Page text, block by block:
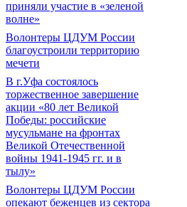
приняли участие в «зеленой
волне»
Волонтеры ЦДУМ России
благоустроили территорию
мечети
В г.Уфа состоялось
торжественное завершение
акции «80 лет Великой
Победы: российские
мусульмане на фронтах
Великой Отечественной
войны 1941-1945 гг. и в
тылу»
Волонтеры ЦДУМ России
опекают беженцев из сектора